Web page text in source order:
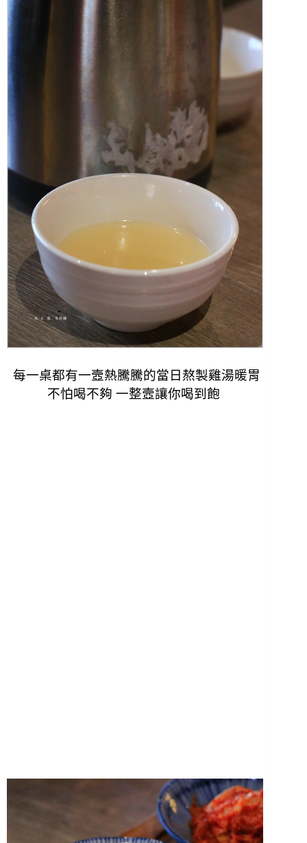
每一桌都有一壼熱騰騰的當日熬製雞湯暖胃
不怕喝不夠 一整壼讓你喝到飽